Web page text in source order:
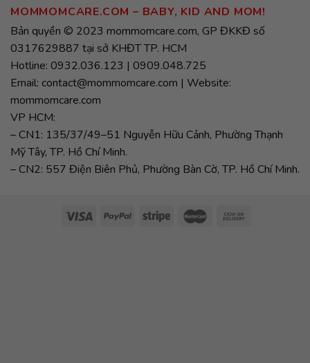
MOMMOMCARE.COM – BABY, KID AND MOM!
Bản quyền © 2023 mommomcare.com, GP ĐKKĐ số
0317629887 tại sở KHĐT TP. HCM
Hotline: 0932.036.123 | 0909.048.725
Email: contact@mommomcare.com | Website:
mommomcare.com
VP HCM:
– CN1: 135/37/49–51 Nguyễn Hữu Cảnh, Phường Thạnh
Mỹ Tây, TP. Hồ Chí Minh.
– CN2: 557 Điện Biên Phủ, Phường Bàn Cờ, TP. Hồ Chí Minh.